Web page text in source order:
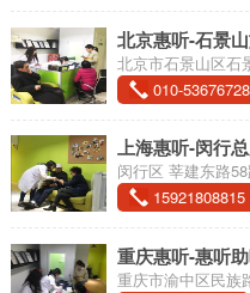
北京惠听-石景
北京市石景山区石
010-53676728
上海惠听-闵行
闵行区 莘建东路
15921808815
重庆惠听-惠听
重庆市渝中区民族